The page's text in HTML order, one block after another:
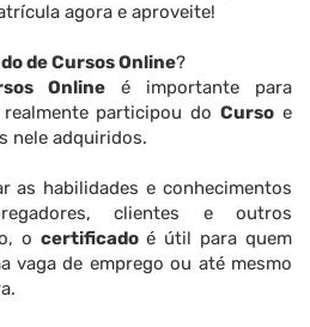
agora e aproveite!
de Cursos Online?
Online é importante para
participou doCurso e
nele adquiridos.
as habilidades e conhecimentos
clientes e outros
o certificadoé útil para quem
vaga de emprego ou até mesmo